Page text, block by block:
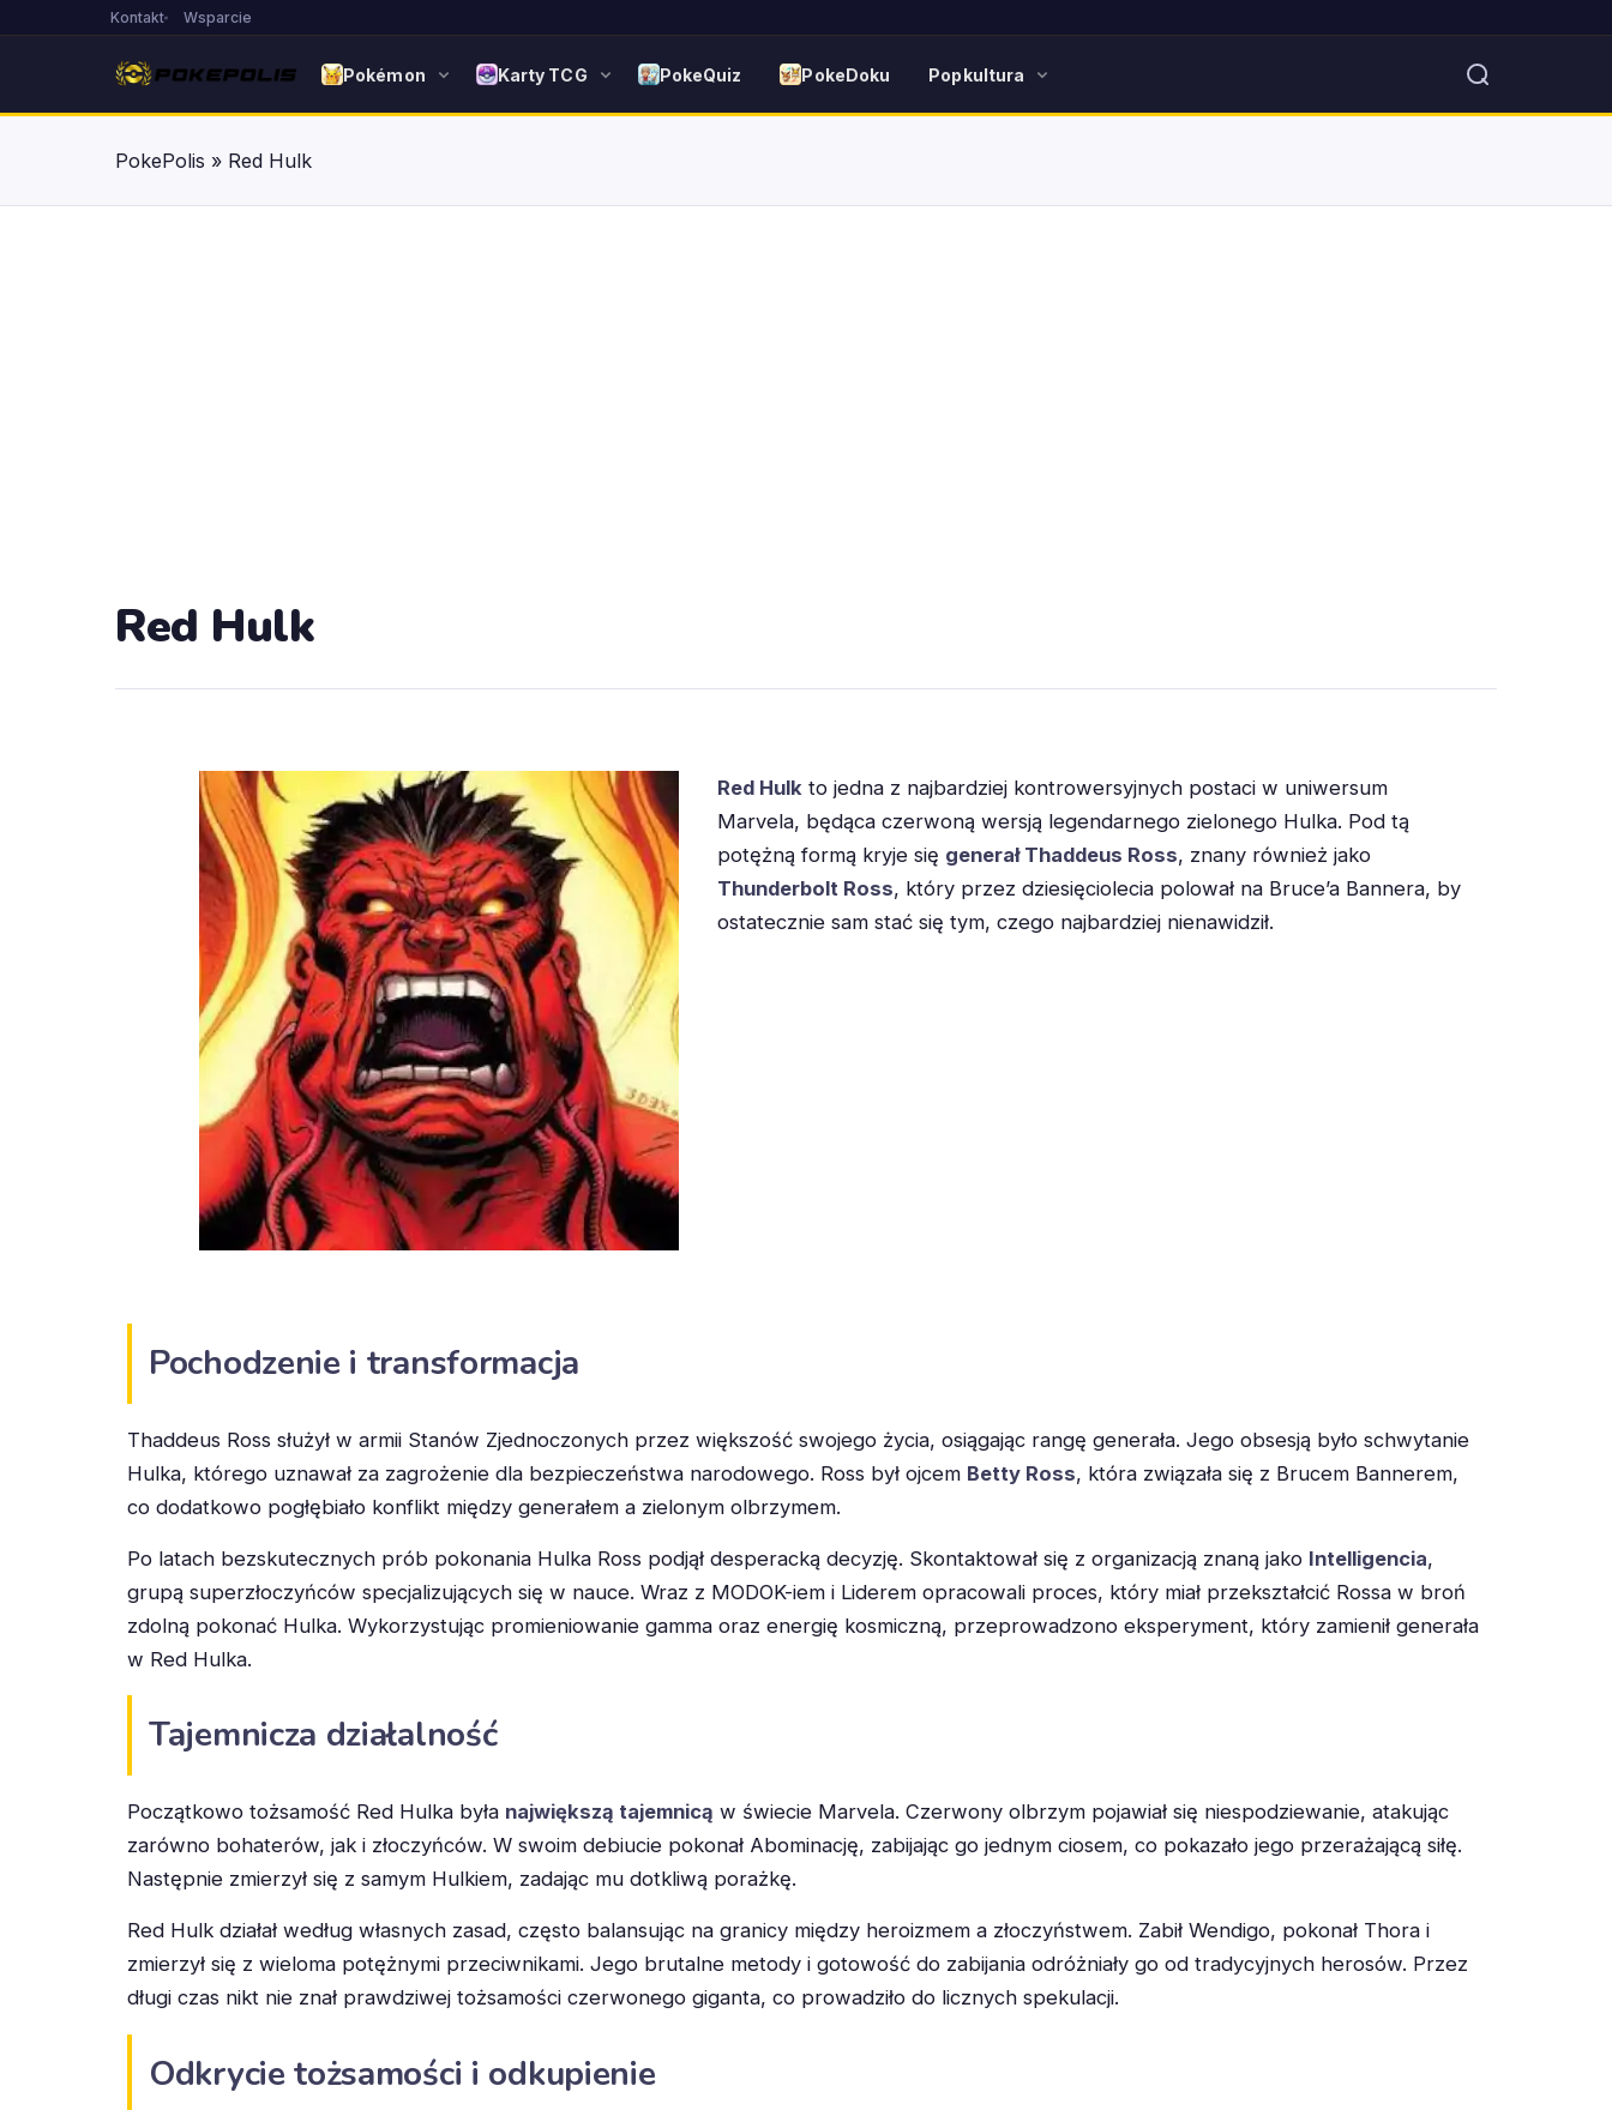
Kontakt Wsparcie
Pokémon Karty TCG PokeQuiz PokeDoku Popkultura
PokePolis » Red Hulk
Red Hulk
Red Hulkto jedna z najbardziej kontrowersyjnych postaci w uniwersum
Marvela, będąca czerwoną wersją legendarnego zielonego Hulka. Pod tą
potężną formą kryje się generał Thaddeus Ross, znany również jako
Thunderbolt Ross, który przez dziesięciolecia polował na Bruce’a Bannera, by
ostatecznie sam stać się tym, czego najbardziej nienawidził.
Pochodzenie i transformacja
Thaddeus Ross służył w armii Stanów Zjednoczonych przez większość swojego życia, osiągając rangę generała. Jego obsesją było schwytanie
Hulka, którego uznawał za zagrożenie dla bezpieczeństwa narodowego. Ross był ojcem Betty Ross, która związała się z Brucem Bannerem,
co dodatkowo pogłębiało konflikt między generałem a zielonym olbrzymem.
Po latach bezskutecznych prób pokonania Hulka Ross podjął desperacką decyzję. Skontaktował się z organizacją znaną jako Intelligencia,
grupą superzłoczyńców specjalizujących się w nauce. Wraz z MODOK-iem i Liderem opracowali proces, który miał przekształcić Rossa w broń
zdolną pokonać Hulka. Wykorzystując promieniowanie gamma oraz energię kosmiczną, przeprowadzono eksperyment, który zamienił generała
w Red Hulka.
Tajemnicza działalność
Początkowo tożsamość Red Hulka była największą tajemnicą w świecie Marvela. Czerwony olbrzym pojawiał się niespodziewanie, atakując
zarówno bohaterów, jak i złoczyńców. W swoim debiucie pokonał Abominację, zabijając go jednym ciosem, co pokazało jego przerażającą siłę.
Następnie zmierzył się z samym Hulkiem, zadając mu dotkliwą porażkę.
Red Hulk działał według własnych zasad, często balansując na granicy między heroizmem a złoczyństwem. Zabił Wendigo, pokonał Thora i
zmierzył się z wieloma potężnymi przeciwnikami. Jego brutalne metody i gotowość do zabijania odróżniały go od tradycyjnych herosów. Przez
długi czas nikt nie znał prawdziwej tożsamości czerwonego giganta, co prowadziło do licznych spekulacji.
Odkrycie tożsamości i odkupienie